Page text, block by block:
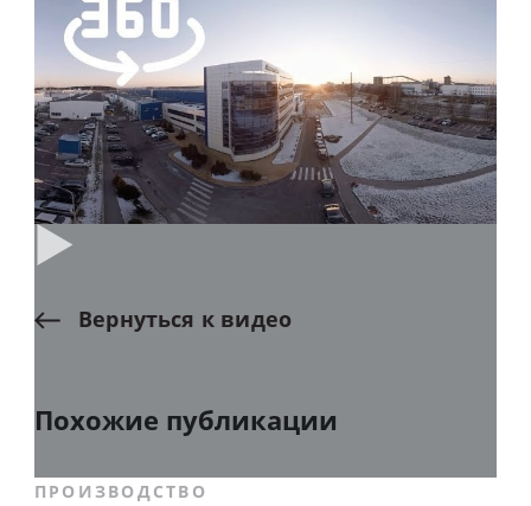
Вернуться к видео
Похожие публикации
ПРОИЗВОДСТВО